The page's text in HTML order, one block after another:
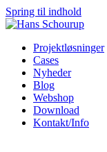
Spring til indhold
Projektløsninger
Cases
Nyheder
Blog
Webshop
Download
Kontakt/Info